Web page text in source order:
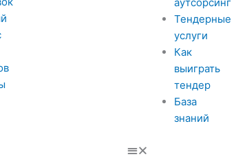
Тендерные
услуги
Как
выиграть
тендер
База
знаний